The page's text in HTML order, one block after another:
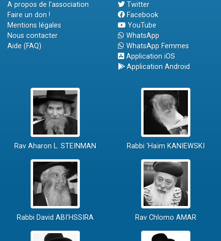
A propos de l'association
Faire un don !
Mentions légales
Nous contacter
Aide (FAQ)
Twitter
Facebook
YouTube
WhatsApp
WhatsApp Femmes
Application iOS
Application Android
Rav Aharon L. STEINMAN Rabbi 'Haïm KANIEWSKI
Rabbi David ABI'HSSIRA Rav Chlomo AMAR